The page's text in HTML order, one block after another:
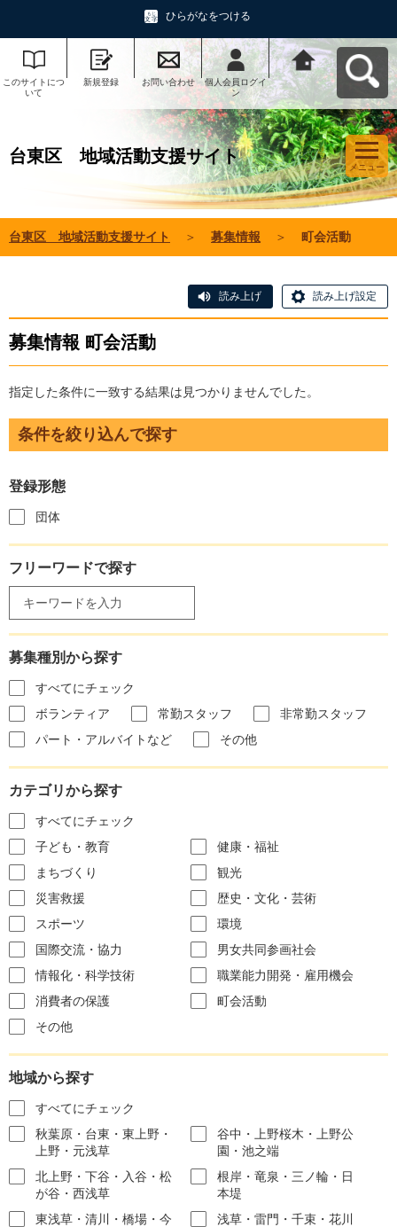
ひらがなをつける
このサイトにつ
いて
新規登録 お問い合わせ
個人会員ログイ
ン
台東区 地域活
動支援サイトへ
戻る
台東区 地域活動支援サイト
メニュー
台東区 地域活動支援サイト ＞ 募集情報 ＞ 町会活動
読み上げ 読み上げ設定
募集情報 町会活動
指定した条件に一致する結果は見つかりませんでした。
条件を絞り込んで探す
登録形態
団体
フリーワードで探す
募集種別から探す
すべてにチェック
ボランティア
常勤スタッフ
非常勤スタッフ
パート・アルバイトなど
その他
カテゴリから探す
すべてにチェック
子ども・教育
健康・福祉
まちづくり
観光
災害救援
歴史・文化・芸術
スポーツ
環境
国際交流・協力
男女共同参画社会
情報化・科学技術
職業能力開発・雇用機会
消費者の保護
町会活動
その他
地域から探す
すべてにチェック
秋葉原・台東・東上野・
上野・元浅草
谷中・上野桜木・上野公
園・池之端
北上野・下谷・入谷・松
が谷・西浅草
根岸・竜泉・三ノ輪・日
本堤
東浅草・清川・橋場・今
浅草・雷門・千束・花川